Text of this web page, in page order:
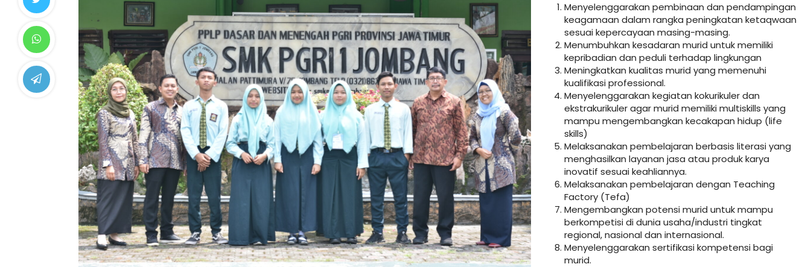
Menyelenggarakan pembinaan dan pendampingan
keagamaan dalam rangka peningkatan ketaqwaan
sesuai kepercayaan masing-masing.
Menumbuhkan kesadaran murid untuk memiliki
kepribadian dan peduli terhadap lingkungan
Meningkatkan kualitas murid yang memenuhi
kualifikasi professional.
Menyelenggarakan kegiatan kokurikuler dan
ekstrakurikuler agar murid memiliki multiskills yang
mampu mengembangkan kecakapan hidup (life
skills)
Melaksanakan pembelajaran berbasis literasi yang
menghasilkan layanan jasa atau produk karya
inovatif sesuai keahliannya.
Melaksanakan pembelajaran dengan Teaching
Factory (Tefa)
Mengembangkan potensi murid untuk mampu
berkompetisi di dunia usaha/industri tingkat
regional, nasional dan internasional.
Menyelenggarakan sertifikasi kompetensi bagi
murid.